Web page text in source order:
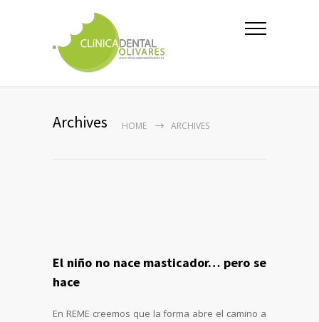
Archives HOME ARCHIVES
El niño no nace masticador… pero se
hace
En REME creemos que la forma abre el camino a